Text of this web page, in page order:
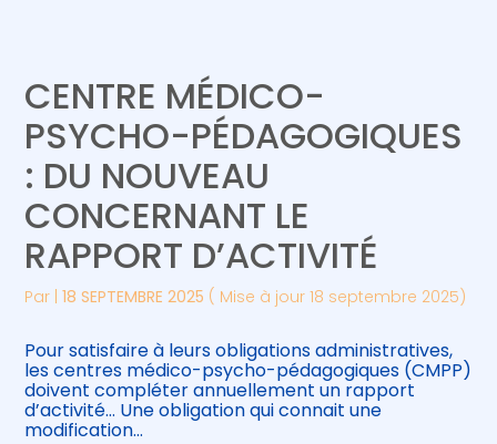
Gérer votre quotidien
Piloter votre entreprise
Développer votre entreprise
Construire votre patrimoine
Être prêt pour la facturation
électronique
Suivre votre comptabilité
Gérer vos ressources humaines
CENTRE MÉDICO-
PSYCHO-PÉDAGOGIQUES
: DU NOUVEAU
CONCERNANT LE
RAPPORT D’ACTIVITÉ
Par |18 SEPTEMBRE 2025 ( Mise à jour 18 septembre 2025)
Pour satisfaire à leurs obligations administratives,
les centres médico-psycho-pédagogiques (CMPP)
doivent compléter annuellement un rapport
d’activité… Une obligation qui connait une
modification…